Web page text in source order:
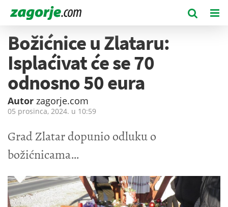
Božićnice u Zlataru:
Isplaćivat će se 70
odnosno 50 eura
Autor zagorje.com
05 prosinca, 2024. u 10:59
Grad Zlatar dopunio odluku o
božićnicama